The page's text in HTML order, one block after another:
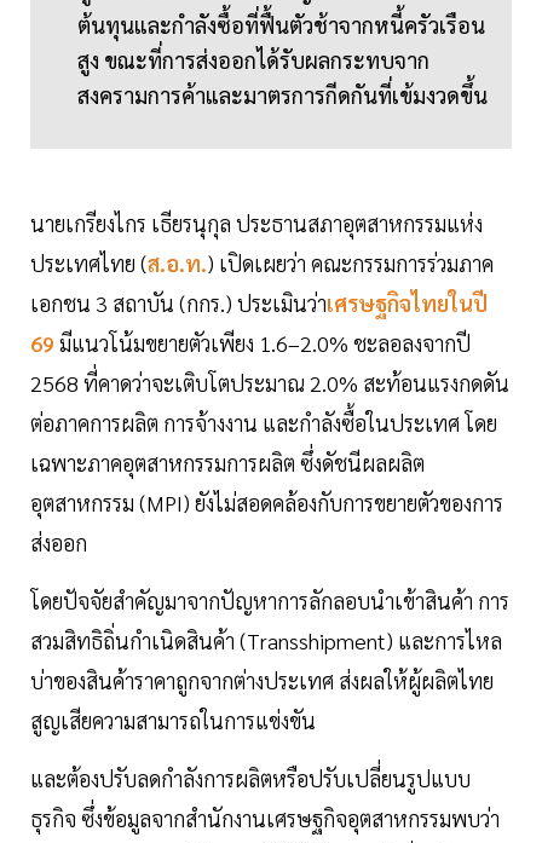
ต้นทุนและกำลังซื้อที่ฟื้นตัวช้าจากหนี้ครัวเรือน
สูง ขณะที่การส่งออกได้รับผลกระทบจาก
สงครามการค้าและมาตรการกีดกันที่เข้มงวดขึ้น
นายเกรียงไกร เธียรนุกุล ประธานสภาอุตสาหกรรมแห่ง
ประเทศไทย (ส.อ.ท.) เปิดเผยว่า คณะกรรมการร่วมภาค
เอกชน 3 สถาบัน (กกร.) ประเมินว่าเศรษฐกิจไทยในปี
69 มีแนวโน้มขยายตัวเพียง 1.6–2.0% ชะลอลงจากปี
2568 ที่คาดว่าจะเติบโตประมาณ 2.0% สะท้อนแรงกดดัน
ต่อภาคการผลิต การจ้างงาน และกำลังซื้อในประเทศ โดย
เฉพาะภาคอุตสาหกรรมการผลิต ซึ่งดัชนีผลผลิต
อุตสาหกรรม (MPI) ยังไม่สอดคล้องกับการขยายตัวของการ
ส่งออก
โดยปัจจัยสำคัญมาจากปัญหาการลักลอบนำเข้าสินค้า การ
สวมสิทธิถิ่นกำเนิดสินค้า (Transshipment) และการไหล
บ่าของสินค้าราคาถูกจากต่างประเทศ ส่งผลให้ผู้ผลิตไทย
สูญเสียความสามารถในการแข่งขัน
และต้องปรับลดกำลังการผลิตหรือปรับเปลี่ยนรูปแบบ
ธุรกิจ ซึ่งข้อมูลจากสำนักงานเศรษฐกิจอุตสาหกรรมพบว่า